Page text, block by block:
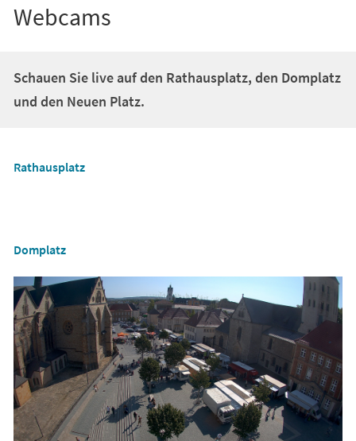
Webcams
Schauen Sie live auf den Rathausplatz, den Domplatz
und den Neuen Platz.
Rathausplatz
(Öffnet
Tab)Domplatz
(Öffnet
einem
neuen
Tab)